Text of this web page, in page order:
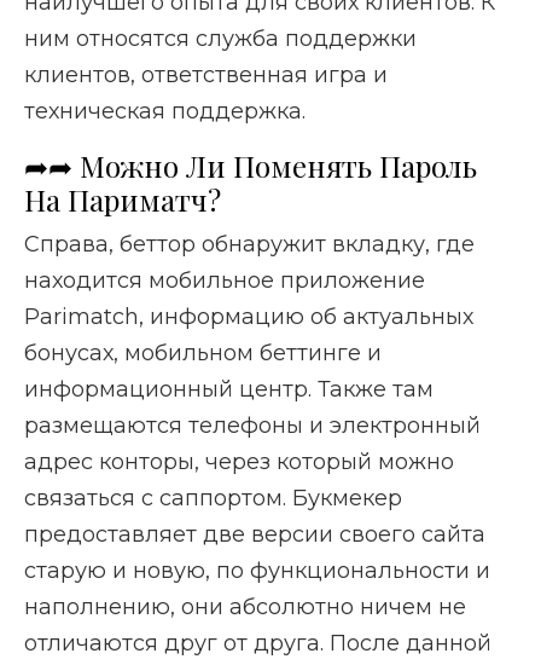
ним относятся служба поддержки
клиентов, ответственная игра и
техническая поддержка.
➦➦ Можно Ли Поменять Пароль
На Париматч?
Справа, беттор обнаружит вкладку, где
находится мобильное приложение
Parimatch, информацию об актуальных
бонусах, мобильном беттинге и
информационный центр. Также там
размещаются телефоны и электронный
адрес конторы, через который можно
связаться с саппортом. Букмекер
предоставляет две версии своего сайта
старую и новую, по функциональности и
наполнению, они абсолютно ничем не
отличаются друг от друга. После данной